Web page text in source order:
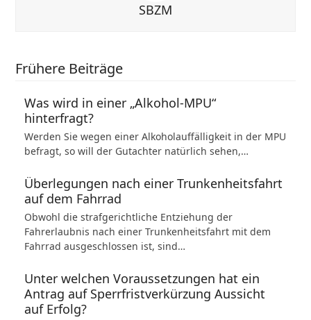
SBZM
Frühere Beiträge
Was wird in einer „Alkohol-MPU“
hinterfragt?
Werden Sie wegen einer Alkoholauffälligkeit in der MPU
befragt, so will der Gutachter natürlich sehen,…
Überlegungen nach einer Trunkenheitsfahrt
auf dem Fahrrad
Obwohl die strafgerichtliche Entziehung der
Fahrerlaubnis nach einer Trunkenheitsfahrt mit dem
Fahrrad ausgeschlossen ist, sind…
Unter welchen Voraussetzungen hat ein
Antrag auf Sperrfristverkürzung Aussicht
auf Erfolg?